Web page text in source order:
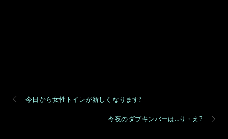
今日から女性トイレが新しくなります?
今夜のダブキンバーは…り・え?